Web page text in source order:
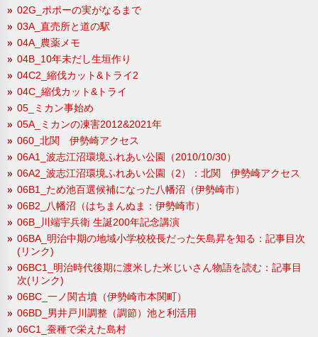
02G_ポポーの実がなるまで
03A_直売所と道の駅
04A_農薬メモ
04B_10年未だし生垣作り
04C2_縮伐カット&トライ2
04C_縮伐カット&トライ
05_ミカン事始め
05A_ミカンの凍害2012&2021年
060_北関 伊勢崎アクセス
06A1_波志江沼環境ふれあい公園（2010/10/30）
06A2_波志江沼環境ふれあい公園（2）：北関 伊勢崎アクセス
06B1_ため池百選候補になった八幡沼（伊勢崎市）
06B2_八幡沼（はちまんぬま：伊勢崎市）
06B_川端宇兵衛 生誕200年記念講演
06BA_明治中期の地域小学校校長だった矢島昇を知る：記事目次
(リンク)
06BC1_明治時代後期に渡米した米じいさん物語を読む：記事目
次(リンク)
06BC_一ノ関古墳（伊勢崎市本関町）
06BD_男井戸川調整（調節）池と利活用
06C1_蚕種で栄えた島村